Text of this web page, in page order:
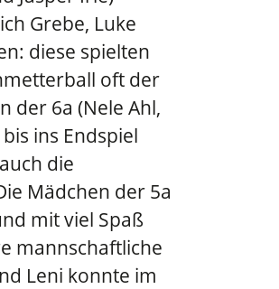
Grebe, Luke
diese spielten
oft der
der 6a (Nele Ahl,
ins Endspiel
die
Mädchen der 5a
mit viel Spaß
mannschaftliche
Leni konnte im